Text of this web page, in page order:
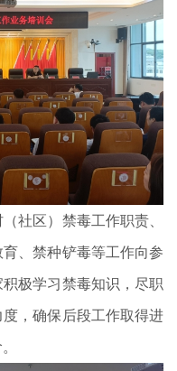
区）禁毒工作职责、
、禁种铲毒等工作向参
极学习禁毒知识，尽职
，确保后段工作取得进